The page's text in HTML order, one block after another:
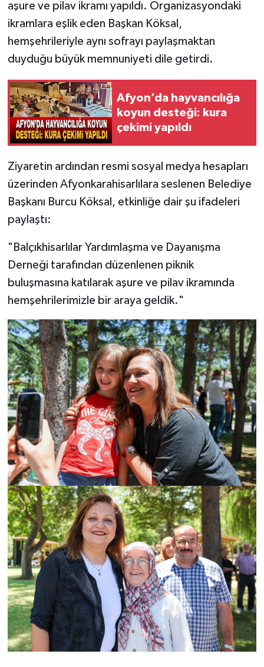
aşure ve pilav ikramı yapıldı. Organizasyondaki
ikramlara eşlik eden Başkan Köksal,
hemşehrileriyle aynı sofrayı paylaşmaktan
duyduğu büyük memnuniyeti dile getirdi.
Afyon’da hayvancılığa
koyun desteği: kura
çekimi yapıldı
Ziyaretin ardından resmi sosyal medya hesapları
üzerinden Afyonkarahisarlılara seslenen Belediye
Başkanı Burcu Köksal, etkinliğe dair şu ifadeleri
paylaştı:
"Balçıkhisarlılar Yardımlaşma ve Dayanışma
Derneği tarafından düzenlenen piknik
buluşmasına katılarak aşure ve pilav ikramında
hemşehrilerimizle bir araya geldik."